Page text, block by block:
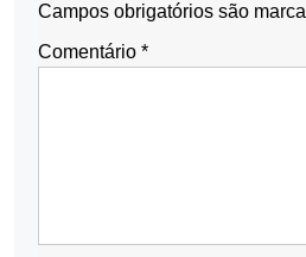
Campos obrigatórios são
Comentário *